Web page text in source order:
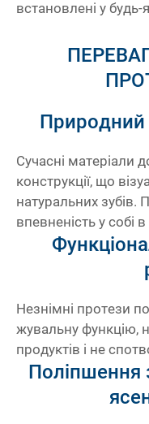
встановлені у будь-
Природний
Сучасні матеріали
конструкції, що
натуральних зубів.
впевненість у собі в
Незнімні протези
жувальну функцію,
продуктів і не
Поліпшення